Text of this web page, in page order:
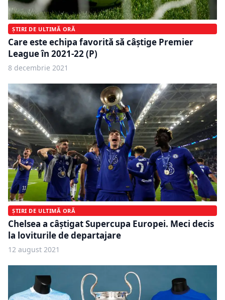
ȘTIRI DE ULTIMĂ ORĂ
Care este echipa favorită să câștige Premier
League în 2021-22 (P)
8 decembrie 2021
ȘTIRI DE ULTIMĂ ORĂ
Chelsea a câştigat Supercupa Europei. Meci decis
la loviturile de departajare
12 august 2021